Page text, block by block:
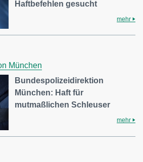
Haftbefehlen gesucht
mehr
München
Bundespolizeidirektion
München: Haft für
mutmaßlichen Schleuser
mehr